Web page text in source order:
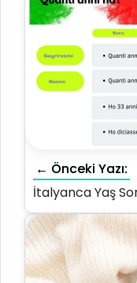
← Önceki Yazı:
İtalyanca Yaş